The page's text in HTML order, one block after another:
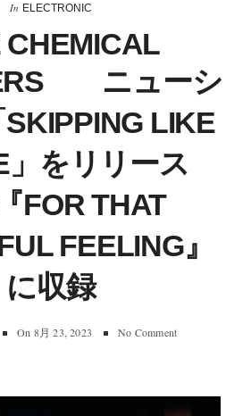
In ELECTRONIC
CHEMICAL
ニューシ
LIKE
」をリリース
FOR THAT
FEELING』
に収録
On 8月 23, 2023 No Comment